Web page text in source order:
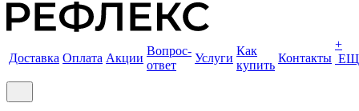
Доставка Оплата Акции
Вопрос-
ответ
Услуги
Как
купить
Контакты
+